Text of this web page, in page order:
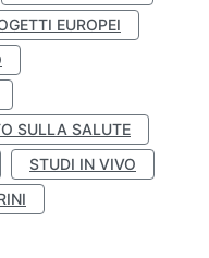
EUROPEI
SULLA SALUTE
STUDI IN VIVO